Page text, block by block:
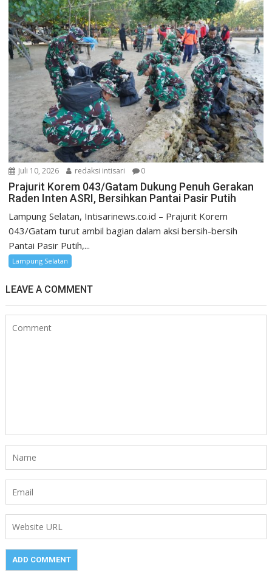
Juli 10, 2026 redaksi intisari 0
Prajurit Korem 043/Gatam Dukung Penuh Gerakan
Raden Inten ASRI, Bersihkan Pantai Pasir Putih
Lampung Selatan, Intisarinews.co.id – Prajurit Korem
043/Gatam turut ambil bagian dalam aksi bersih-bersih
Pantai Pasir Putih,...
Lampung Selatan
LEAVE A COMMENT